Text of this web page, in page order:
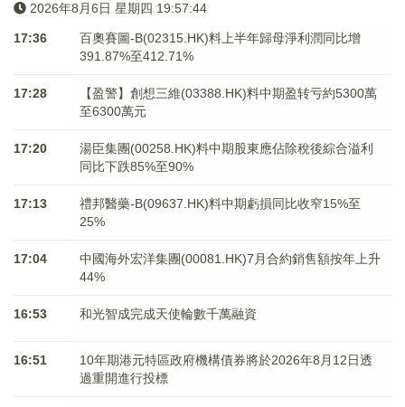
2026年8月6日 星期四 19:57:44
17:36
百奧賽圖-B(02315.HK)料上半年歸母淨利潤同比增
391.87%至412.71%
17:28
【盈警】創想三維(03388.HK)料中期盈转亏約5300萬
至6300萬元
17:20
湯臣集團(00258.HK)料中期股東應佔除稅後綜合溢利
同比下跌85%至90%
17:13
禮邦醫藥-B(09637.HK)料中期虧損同比收窄15%至
25%
17:04
中國海外宏洋集團(00081.HK)7月合約銷售額按年上升
44%
16:53 和光智成完成天使輪數千萬融資
16:51
10年期港元特區政府機構債券將於2026年8月12日透
過重開進行投標